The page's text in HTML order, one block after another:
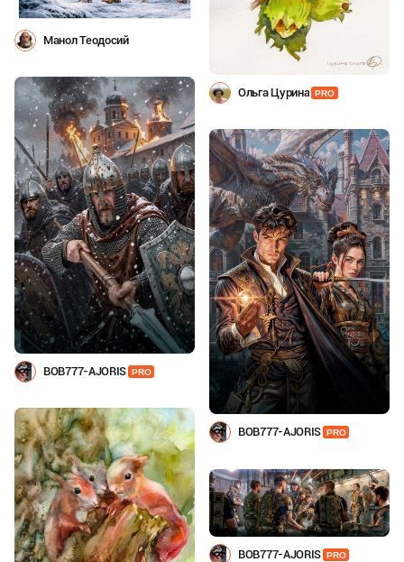
Манол Теодосий
Ольга Цурина PRO
BOB777-AJORIS PRO
BOB777-AJORIS PRO
BOB777-AJORIS PRO